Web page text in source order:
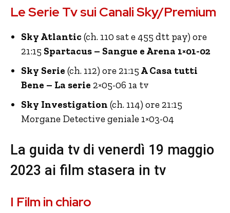
Le Serie Tv sui Canali Sky/Premium
Sky Atlantic (ch. 110 sat e 455 dtt pay) ore
21:15 Spartacus – Sangue e Arena 1×01-02
Sky Serie (ch. 112) ore 21:15 A Casa tutti
Bene – La serie 2×05-06 1a tv
Sky Investigation (ch. 114) ore 21:15
Morgane Detective geniale 1×03-04
La guida tv di venerdì 19 maggio
2023 ai film stasera in tv
I Film in chiaro